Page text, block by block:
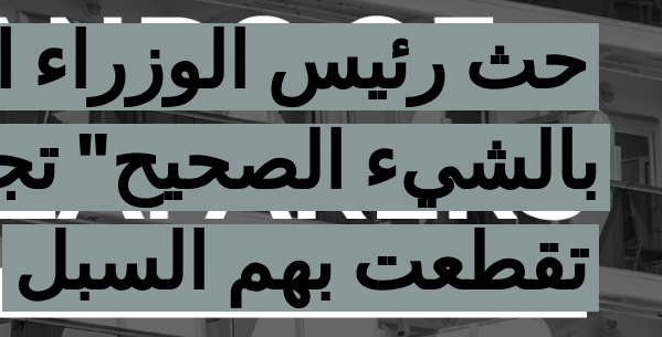
حث رئيس الوزراء
بالشيء الصحيح"
تقطعت بهم السبل